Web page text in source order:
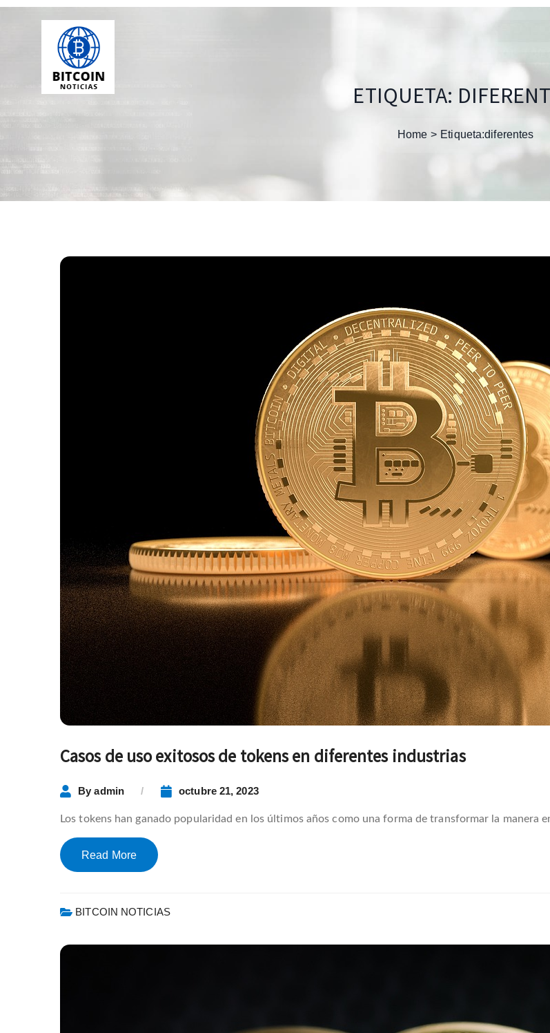
ETIQUETA:
Home Etiqueta:diferentes
Casos de uso exitosos de tokens en diferentes industrias
Byadmin octubre 21, 2023
Los tokens han ganado popularidad en los últimos años como una forma de transformar la manera
Read More
BITCOIN NOTICIAS